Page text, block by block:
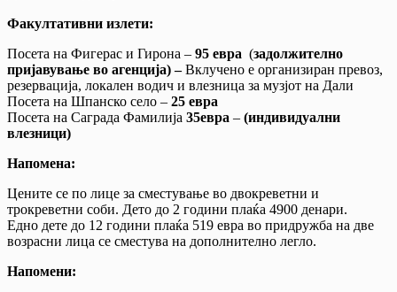
Факултативни излети:
Посета на Фигерас и Гирона – 95 евра (задолжително
пријавување во агенција) –Вклучено е организиран превоз,
резервација, локален водич и влезница за музјот на Дали
Посета на Шпанско село – 25 евра
Посета на Саграда Фамилија 35евра – (индивидуални
влезници)
Напомена:
Цените се по лице за сместување во двокреветни и
трокреветни соби. Дето до 2 години плаќа 4900 денари.
Едно дете до 12 години плаќа 519 евра во придружба на две
возрасни лица се сместува на дополнително легло.
Напомени: